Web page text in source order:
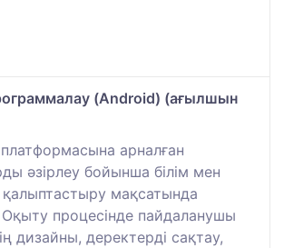
(Android) (ағылшын
арналған
әзірлеу бойынша білім мен
мақсатында
процесінде пайдаланушы
дизайны, деректерді сақтау,